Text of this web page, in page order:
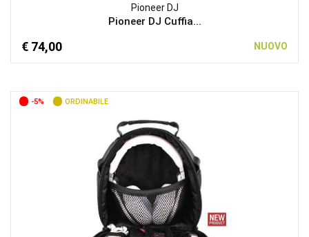
Pioneer DJ
Pioneer DJ Cuffia...
€ 74,00 NUOVO
-5% ORDINABILE